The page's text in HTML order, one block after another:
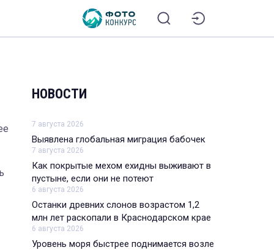
НОВОСТИ
7 августа 2026
Выявлена глобальная миграция бабочек
7 августа 2026
Как покрытые мехом ехидны выживают в
пустыне, если они не потеют
6 августа 2026
Останки древних слонов возрастом 1,2
млн лет раскопали в Краснодарском крае
6 августа 2026
Уровень моря быстрее поднимается возле